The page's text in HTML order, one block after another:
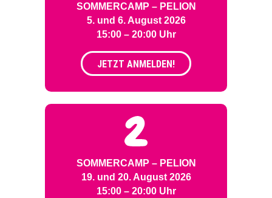
SOMMERCAMP – PELION
5. und 6. August 2026
15:00 – 20:00 Uhr
JETZT ANMELDEN!
SOMMERCAMP – PELION
19. und 20. August 2026
15:00 – 20:00 Uhr